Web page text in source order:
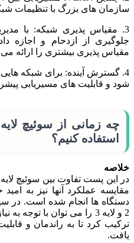
سازمان های بزرگ با تنظیمات
3. مقیاس پذیری شبکه: با
جلوگیری از ازدحام و اجازه
مقیاس پذیری بیشتری را ارائه
4. گسترش آینده: برای شبکه
شود و قابلیت های مسیریابی
استفاده
خلاصه
مقایسه عملکرد آنها نیز به
دستگاه ها انجام شده است. در
2 و لایه 3 را می توان با
ترکیب کرد تا به راندمان و
یافت.